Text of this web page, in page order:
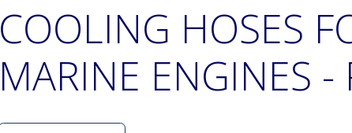
COOLING HOSES
MARINE ENGINES -